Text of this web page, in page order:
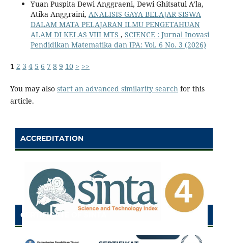
Yuan Puspita Dewi Anggraeni, Dewi Ghitsatul A’la,
Atika Anggraini, ANALISIS GAYA BELAJAR SISWA
DALAM MATA PELAJARAN ILMU PENGETAHUAN
ALAM DI KELAS VIII MTS , SCIENCE : Jurnal Inovasi
Pendidikan Matematika dan IPA: Vol. 6 No. 3 (2026)
1 2 3 4 5 6 7 8 9 10 > >>
You may also start an advanced similarity searchfor this
article.
ACCREDITATION
CERTIFICATE OF SINTA